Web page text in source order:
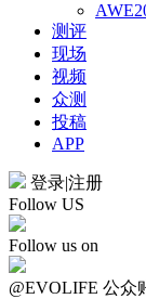
测评
现场
视频
众测
投稿
APP
登录|注册
Follow US
Follow us on
@EVOLIFE 公众